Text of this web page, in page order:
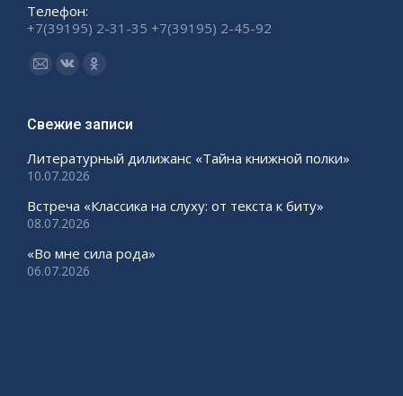
Телефон:
+7(39195) 2-31-35 +7(39195) 2-45-92
Ищите нас:
Страница
открывается
новом
Страница
открывается
новом
Страница
открывается
новом
Свежие записи
Литературный дилижанс «Тайна книжной полки»
10.07.2026
Встреча «Классика на слуху: от текста к биту»
08.07.2026
«Во мне сила рода»
06.07.2026